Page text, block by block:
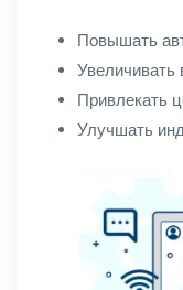
Повышать
Увеличивать
Привлекать
Улучшать